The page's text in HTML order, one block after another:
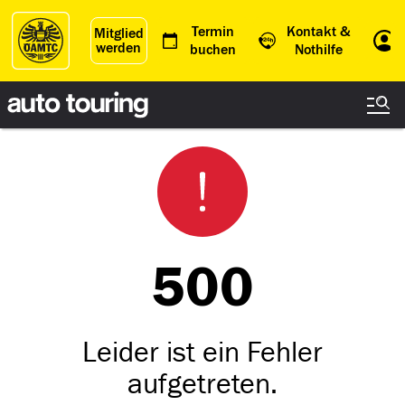
Mitglied
werden
Termin
buchen
Kontakt &
Nothilfe
500
Leider ist ein Fehler
aufgetreten.